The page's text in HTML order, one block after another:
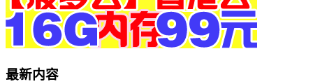
最新内容